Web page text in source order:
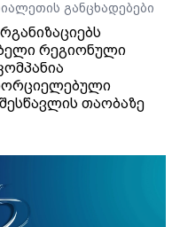
განცხადებები
რეგიონული
თაობაზე